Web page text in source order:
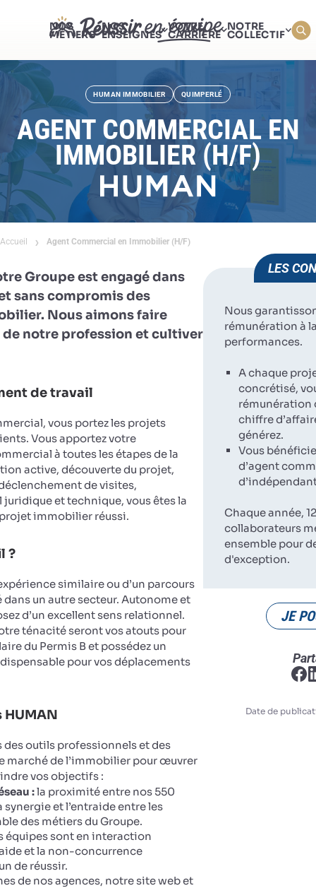
NOS
MÉTIERS
NOS
ENSEIGNES
VOTRE
CARRIÈRE
NOTRE
COLLECTIF
HUMAN IMMOBILIER QUIMPERLÉ
AGENT COMMERCIAL EN
IMMOBILIER (H/F)
Accueil Agent Commercial en Immobilier (H/F)
Groupe est engagé dans
sans compromis des
Nous aimons faire
notre profession et cultiver
de travail
vous portez les projets
Vous apportez votre
à toutes les étapes de la
active, découverte du projet,
de visites,
et technique, vous êtes la
immobilier réussi.
?
similaire ou d’un parcours
un autre secteur. Autonome et
d’un excellent sens relationnel.
ténacité seront vos atouts pour
du Permis B et possédez un
pour vos déplacements
HUMAN
des outils professionnels et des
marché de l’immobilier pour œuvrer
vos objectifs :
:la proximité entre nos 550
et l’entraide entre les
des métiers du Groupe.
équipes sont en interaction
et la non-concurrence
de réussir.
de nos agences, notre site web et
LES
Nous
rémunération à
performances.
A chaque
concrétisé,
rémunération
chiffre
générez.
Vous
d’agent
Chaque année,
collaborateurs
ensemble pour
d'exception.
JE
Date de